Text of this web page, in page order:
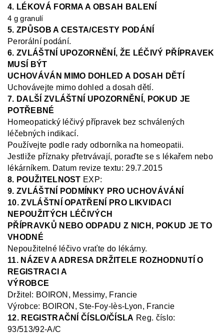
4. LÉKOVÁ FORMA A OBSAH BALENÍ
4 g granulí
5. ZPŮSOB A CESTA/CESTY PODÁNÍ
Perorální podání.
6. ZVLÁŠTNÍ UPOZORNĚNÍ, ŽE LÉČIVÝ PŘÍPRAVEK
MUSÍ BÝT
UCHOVÁVÁN MIMO DOHLED A DOSAH DĚTÍ
Uchovávejte mimo dohled a dosah dětí.
7. DALŠÍ ZVLÁŠTNÍ UPOZORNĚNÍ, POKUD JE
POTŘEBNÉ
Homeopatický léčivý přípravek bez schválených
léčebných indikací.
Používejte podle rady odborníka na homeopatii.
Jestliže příznaky přetrvávají, poraďte se s lékařem nebo
lékárníkem. Datum revize textu: 29.7.2015
8. POUŽITELNOST EXP:
9. ZVLÁŠTNÍ PODMÍNKY PRO UCHOVÁVÁNÍ
10. ZVLÁŠTNÍ OPATŘENÍ PRO LIKVIDACI
NEPOUŽITÝCH LÉČIVÝCH
PŘÍPRAVKŮ NEBO ODPADU Z NICH, POKUD JE TO
VHODNÉ
Nepoužitelné léčivo vraťte do lékárny.
11. NÁZEV A ADRESA DRŽITELE ROZHODNUTÍ O
REGISTRACI A
VÝROBCE
Držitel: BOIRON, Messimy, Francie
Výrobce: BOIRON, Ste-Foy- lès-Lyon, Francie
12. REGISTRAČNÍ ČÍSLO/ČÍSLA Reg. číslo:
93/513/92-A/C